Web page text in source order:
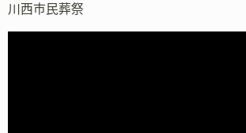
川西市民葬祭